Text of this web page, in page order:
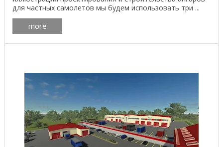
для частных самолетов мы будем использовать три ...
more